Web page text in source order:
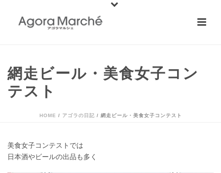
網走ビール・美食女子コン
テスト
HOME / アゴラの日記 / 網走ビール・美食女子コンテスト
美食女子コンテストでは
日本酒やビールの出品も多く